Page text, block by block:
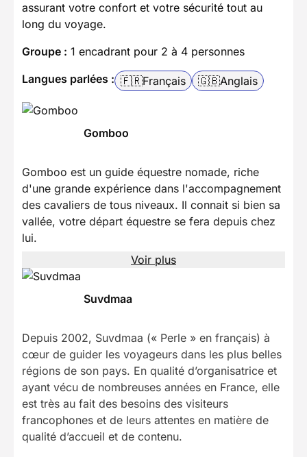
assurant votre confort et votre sécurité tout au
long du voyage.
Groupe : 1 encadrant pour 2 à 4 personnes
Langues parlées : 🇫🇷Français 🇬🇧Anglais
Gomboo
Gomboo est un guide équestre nomade, riche
d'une grande expérience dans l'accompagnement
des cavaliers de tous niveaux. Il connait si bien sa
vallée, votre départ équestre se fera depuis chez
lui.
Voir plus
Suvdmaa
Depuis 2002, Suvdmaa (« Perle » en français) à
cœur de guider les voyageurs dans les plus belles
régions de son pays. En qualité d’organisatrice et
ayant vécu de nombreuses années en France, elle
est très au fait des besoins des visiteurs
francophones et de leurs attentes en matière de
qualité d’accueil et de contenu.